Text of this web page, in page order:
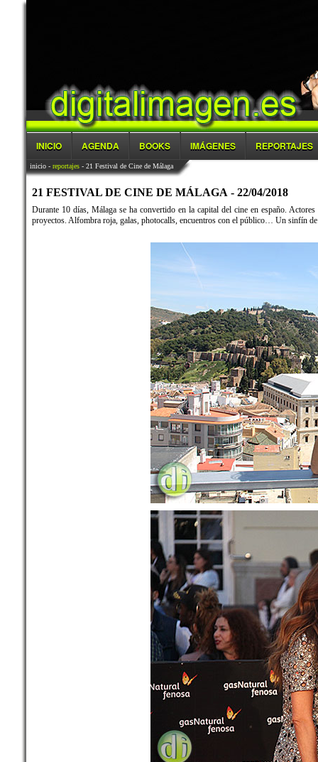
INICIO AGENDA BOOKS IMÁGENES REPORTAJES
inicio- reportajes- 21 Festival de Cine de Málaga
21 FESTIVAL DE CINE DE MÁLAGA - 22/04/2018
Durante 10 días, Málaga se ha convertido en la capital del cine en españo.
proyectos. Alfombra roja, galas, photocalls, encuentros con el público… Un sinfín